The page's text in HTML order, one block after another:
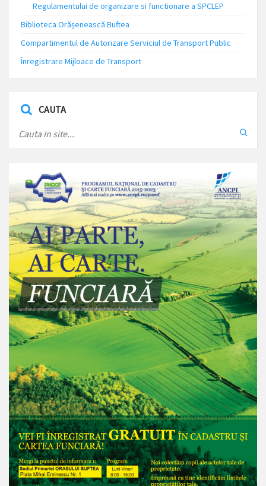
Regulamentului de organizare si functionare a SPCLEP
Biblioteca Orășenească Buftea
Compartimentul de Autorizare Serviciul de Transport Public
Înregistrare Mijloace de Transport
CAUTA